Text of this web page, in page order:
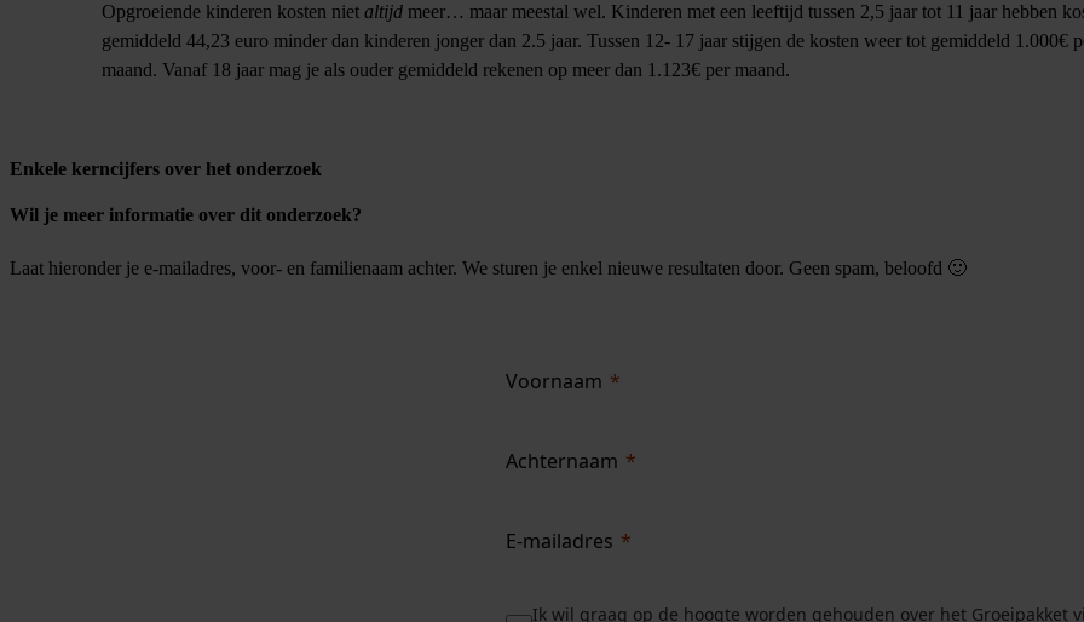
Opgroeiende kinderen kosten niet altijd meer… maar meestal wel. Kinderen met een leeftijd tussen 2,5 jaar tot 11 jaar hebben
gemiddeld 44,23 euro minder dan kinderen jonger dan 2.5 jaar. Tussen 12- 17 jaar stijgen de kosten weer tot gemiddeld 1.000€
maand. Vanaf 18 jaar mag je als ouder gemiddeld rekenen op meer dan 1.123€ per maand.
Enkele kerncijfers over het onderzoek
Wil je meer informatie over dit onderzoek?
Laat hieronder je e-mailadres, voor- en familienaam achter. We sturen je enkel nieuwe resultaten door. Geen spam, beloofd 🙂
Voornaam
Achternaam
E-mailadres
Ik wil graag op de hoogte worden gehouden over het Groeipakket